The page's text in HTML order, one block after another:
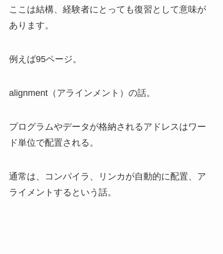
ここは結構、経験者にとっても復習として意味が
あります。
例えば95ページ。
alignment（アラインメント）の話。
プログラムやデータが格納されるアドレスはワー
ド単位で配置される。
通常は、コンパイラ、リンカが自動的に配置、ア
ライメントするという話。